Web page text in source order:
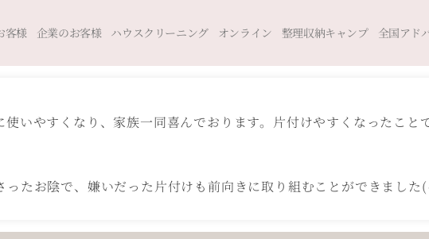
客様 企業のお客様 ハウスクリーニング オンライン 整理収納キャンプ 全国アド
いやすくなり、家族一同喜んでおります。片付けやすくなったこと
たお陰で、嫌いだった片付けも前向きに取り組むことができまし